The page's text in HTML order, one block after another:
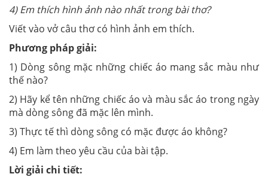
4) Em thích hình ảnh nào nhất trong bài thơ?
Viết vào vở câu thơ có hình ảnh em thích.
Phương pháp giải:
1) Dòng sông mặc những chiếc áo mang sắc màu như
thế nào?
2) Hãy kể tên những chiếc áo và màu sắc áo trong ngày
mà dòng sông đã mặc lên mình.
3) Thực tế thì dòng sông có mặc được áo không?
4) Em làm theo yêu cầu của bài tập.
Lời giải chi tiết: